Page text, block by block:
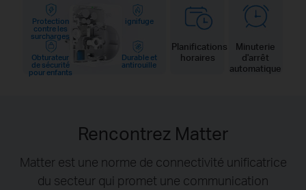
Protection
contre les
surcharges
Obturateur
de sécurité
pour enfants
ignifuge
Durable et
antirouille
Planifications
horaires
Minuterie
d'arrêt
automatique
Rencontrez Matter
Matter est une norme de connectivité unificatrice
du secteur qui promet une communication